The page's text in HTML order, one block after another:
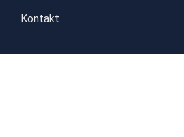
Kontakt